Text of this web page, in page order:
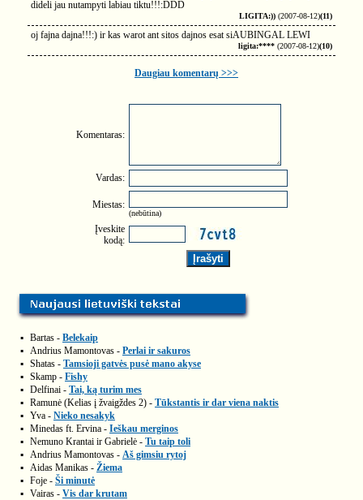
dideli jau nutampyti labiau tiktu!!!:DDD
LIGITA:)) (2007-08-12)(11)
oj fajna dajna!!!:) ir kas warot ant sitos dajnos esat siAUBINGAL LEWI
ligita:**** (2007-08-12)(10)
Daugiau komentarų >>>
Komentaras:
Vardas:
Miestas:
(nebūtina)
Įveskite
kodą:
▪ Bartas - Belekaip
▪ Andrius Mamontovas - Perlai ir sakuros
▪ Shatas - Tamsioji gatvės pusė mano akyse
▪ Skamp - Fishy
▪ Delfinai - Tai, ką turim mes
▪ Ramunė (Kelias į žvaigždes 2) - Tūkstantis ir dar viena naktis
▪ Yva - Nieko nesakyk
▪ Minedas ft. Ervina - Ieškau merginos
▪ Nemuno Krantai ir Gabrielė - Tu taip toli
▪ Andrius Mamontovas - Aš gimsiu rytoj
▪ Aidas Manikas - Žiema
▪ Foje - Ši minutė
▪ Vairas - Vis dar krutam